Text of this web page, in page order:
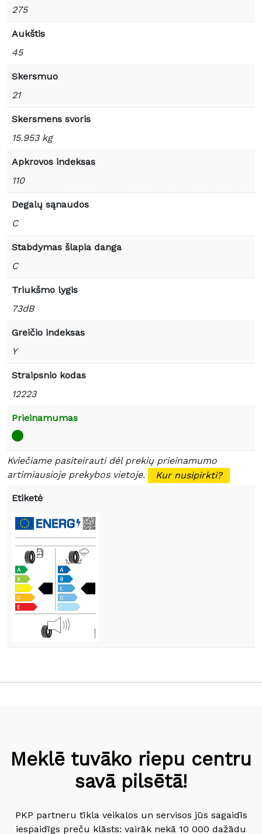
275
Aukštis
45
Skersmuo
21
Skersmens svoris
15.953 kg
Apkrovos indeksas
110
Degalų sąnaudos
C
Stabdymas šlapia danga
C
Triukšmo lygis
73dB
Greičio indeksas
Y
Straipsnio kodas
12223
Prieinamumas
Kviečiame pasiteirauti dėl prekių prieinamumo
artimiausioje prekybos vietoje.
Kur nusipirkti?
Etiketė
Meklē tuvāko riepu centru
savā pilsētā!
PKP partneru tīkla veikalos un servisos jūs sagaidīs
iespaidīgs preču klāsts: vairāk nekā 10 000 dažādu